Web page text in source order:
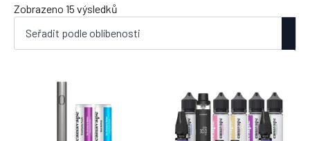
Zobrazeno 15 výsledků
oblíbenosti